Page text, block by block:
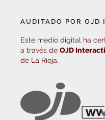
AUDITADO POR OJD
Este medio digital ha
a través de OJD
de La Rioja.